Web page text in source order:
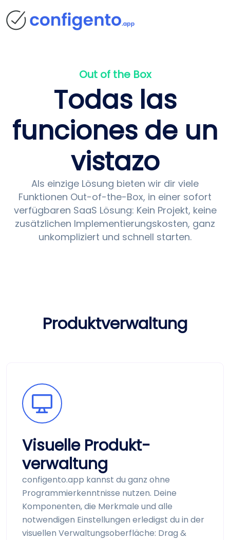
Out of the Box
Todas las
funciones de un
vistazo
Als einzige Lösung bieten wir dir viele
Funktionen Out-of-the-Box, in einer sofort
verfügbaren SaaS Lösung: Kein Projekt, keine
zusätzlichen Implementierungs­kosten, ganz
unkompliziert und schnell starten.
Produkt­verwaltung
Visuelle Produkt­
verwaltung
configento.app kannst du ganz ohne
Programmierkenntnisse nutzen. Deine
Komponenten, die Merkmale und alle
notwendigen Einstellungen erledigst du in der
visuellen Verwaltungs­oberfläche: Drag &